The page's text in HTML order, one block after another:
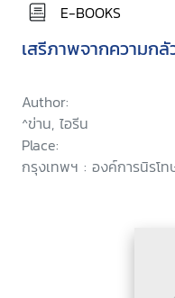
E-BOOKS
เสรีภาพจากความกลั
Author:
^ข่าน, ไอรีน
Place:
กรุงเทพฯ : องค์การนิรโท